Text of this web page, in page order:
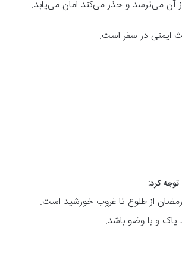
آن می‌ترسد و حذر می‌کند امان می‌یابد.
ایمنی در سفر است.
کرد:
و با وضو باشد.